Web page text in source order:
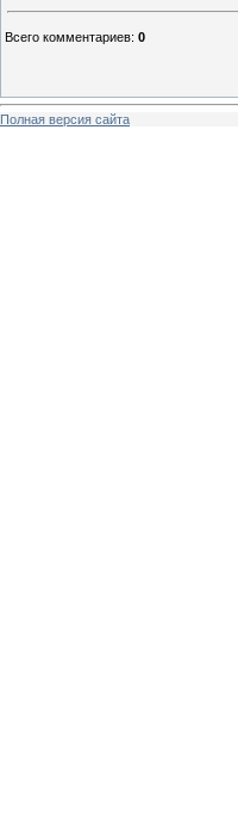
Всего комментариев: 0
Полная версия сайта